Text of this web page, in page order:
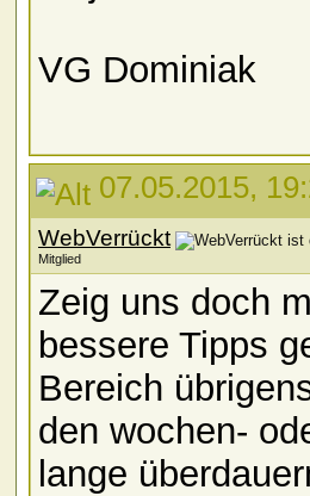
VG Dominiak
07.05.2015,
WebVerrückt
Mitglied
Zeig uns doch
bessere Tipps
Bereich
den wochen-
lange